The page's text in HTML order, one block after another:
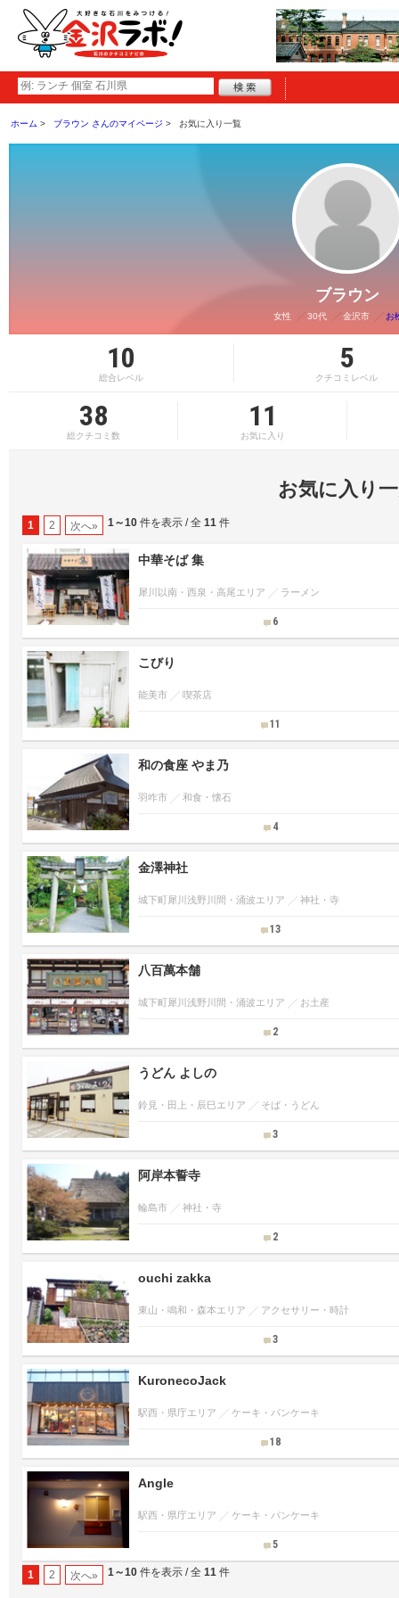
ホーム ブラウン さんのマイページ お気に入り一覧
ブラウン
女性 30代 金沢市 お
10
総合レベル
5
クチコミレベル
38
総クチコミ数
11
お気に入り
お気に入り
1 2 次へ» 1～10 件を表示 / 全 11 件
中華そば 集
犀川以南・西泉・高尾エリア ラーメン
6
こびり
能美市 喫茶店
11
和の食座 やま乃
羽咋市 和食・懐石
4
金澤神社
城下町犀川浅野川間・涌波エリア 神社・寺
13
八百萬本舗
城下町犀川浅野川間・涌波エリア お土産
2
うどん よしの
鈴見・田上・辰巳エリア そば・うどん
3
阿岸本誓寺
輪島市 神社・寺
2
ouchi zakka
東山・鳴和・森本エリア アクセサリー・時計
3
KuronecoJack
駅西・県庁エリア ケーキ・パンケーキ
18
Angle
駅西・県庁エリア ケーキ・パンケーキ
5
1 2 次へ» 1～10 件を表示 / 全 11 件